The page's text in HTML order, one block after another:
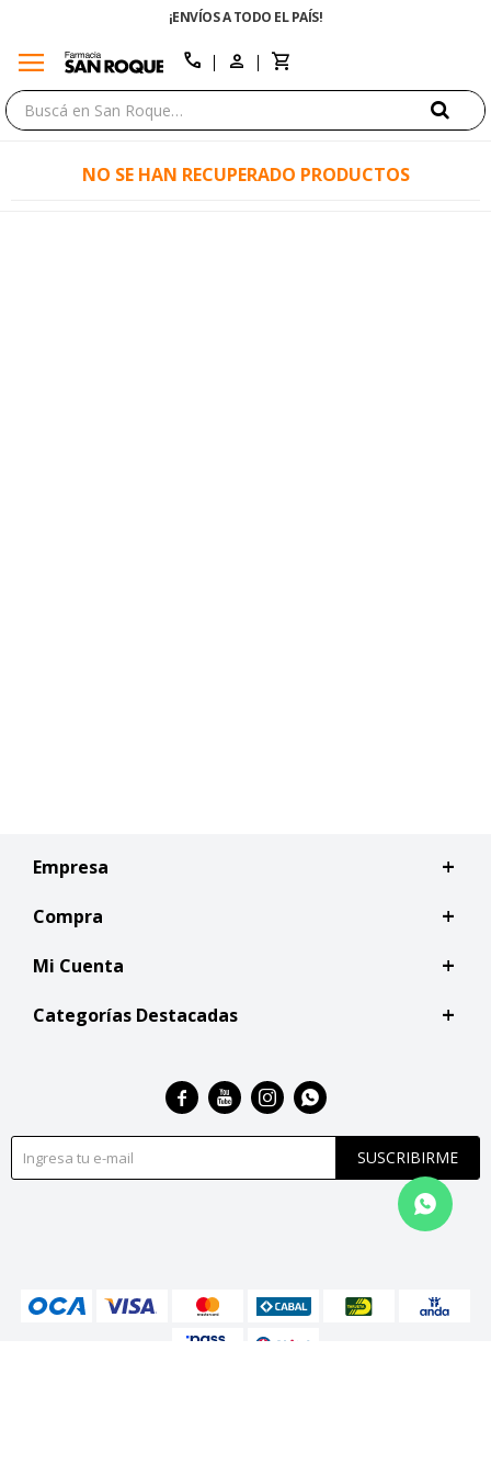
¡ENVÍOS A TODO EL PAÍS!
menu call
NO SE HAN RECUPERADO PRODUCTOS
Empresa
Compra
Mi Cuenta
Categorías Destacadas
SUSCRIBIRME
   
close